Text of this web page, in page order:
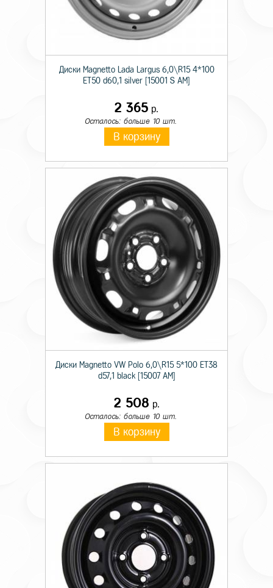
Диски Magnetto Lada Largus 6,0\R15 4*100
ET50 d60,1 silver [15001 S AM]
2 365 р.
Осталось: больше 10 шт.
В корзину
Диски Magnetto VW Polo 6,0\R15 5*100 ET38
d57,1 black [15007 AM]
2 508 р.
Осталось: больше 10 шт.
В корзину